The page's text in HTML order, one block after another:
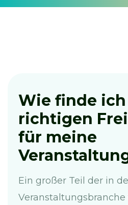
Wie finde
richtigen
für meine
Ein großer Teil der in